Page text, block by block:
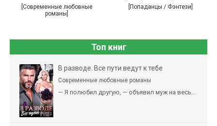
[Современные любовные
романы]
[Попаданцы / Фэнтези]
Топ книг
В разводе. Все пути ведут к тебе
Современные любовные романы
— Я полюбил другую, — объявил муж на весь...